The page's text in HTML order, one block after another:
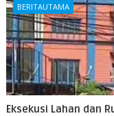
BERITAUTAMA
Eksekusi Lahan dan